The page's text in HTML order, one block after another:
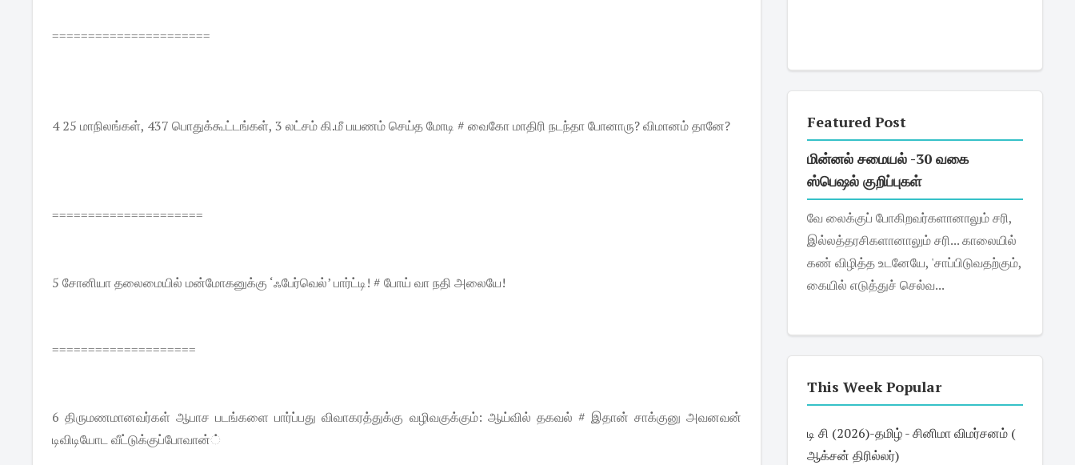
======================
4 25 மாநிலங்கள், 437 பொதுக்கூட்டங்கள், 3 லட்சம் கி.மீ பயணம் செய்த மோடி # வைகோ மாதிரி நடந்தா போனாரு? விமானம் தானே?
=====================
5 சோனியா தலைமையில் மன்மோகனுக்கு ‘ஃபேர்வெல்’ பார்ட்டி! # போய் வா நதி அலையே!
====================
6 திருமணமானவர்கள் ஆபாச படங்களை பார்ப்பது விவாகரத்துக்கு வழிவகுக்கும்: ஆய்வில் தகவல் # இதான் சாக்குனு அவனவன்
டிவிடியோட வீட்டுக்குப்போவான்்
Featured Post
மின்னல் சமையல் -30 வகை
ஸ்பெஷல் குறிப்புகள்
வே லைக்குப் போகிறவர்களானாலும் சரி,
இல்லத்தரசிகளானாலும் சரி... காலையில்
கண் விழித்த உடனேயே, 'சாப்பிடுவதற்கும்,
கையில் எடுத்துச் செல்வ...
This Week Popular
டி சி (2026)-தமிழ் - சினிமா விமர்சனம் (
ஆக்சன் திரில்லர்)